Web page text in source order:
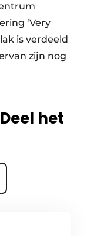
‘Very
is verdeeld
zijn nog
het